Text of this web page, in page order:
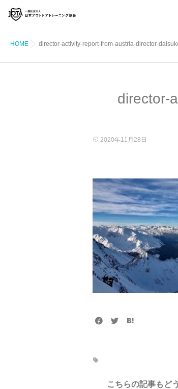
HOME director-activity-report-from-austria-director-
director-
2020年11月28日
こちらの記事もど